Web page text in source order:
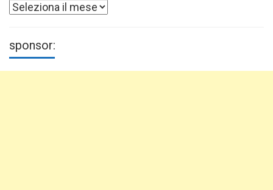
Archivi
sponsor: